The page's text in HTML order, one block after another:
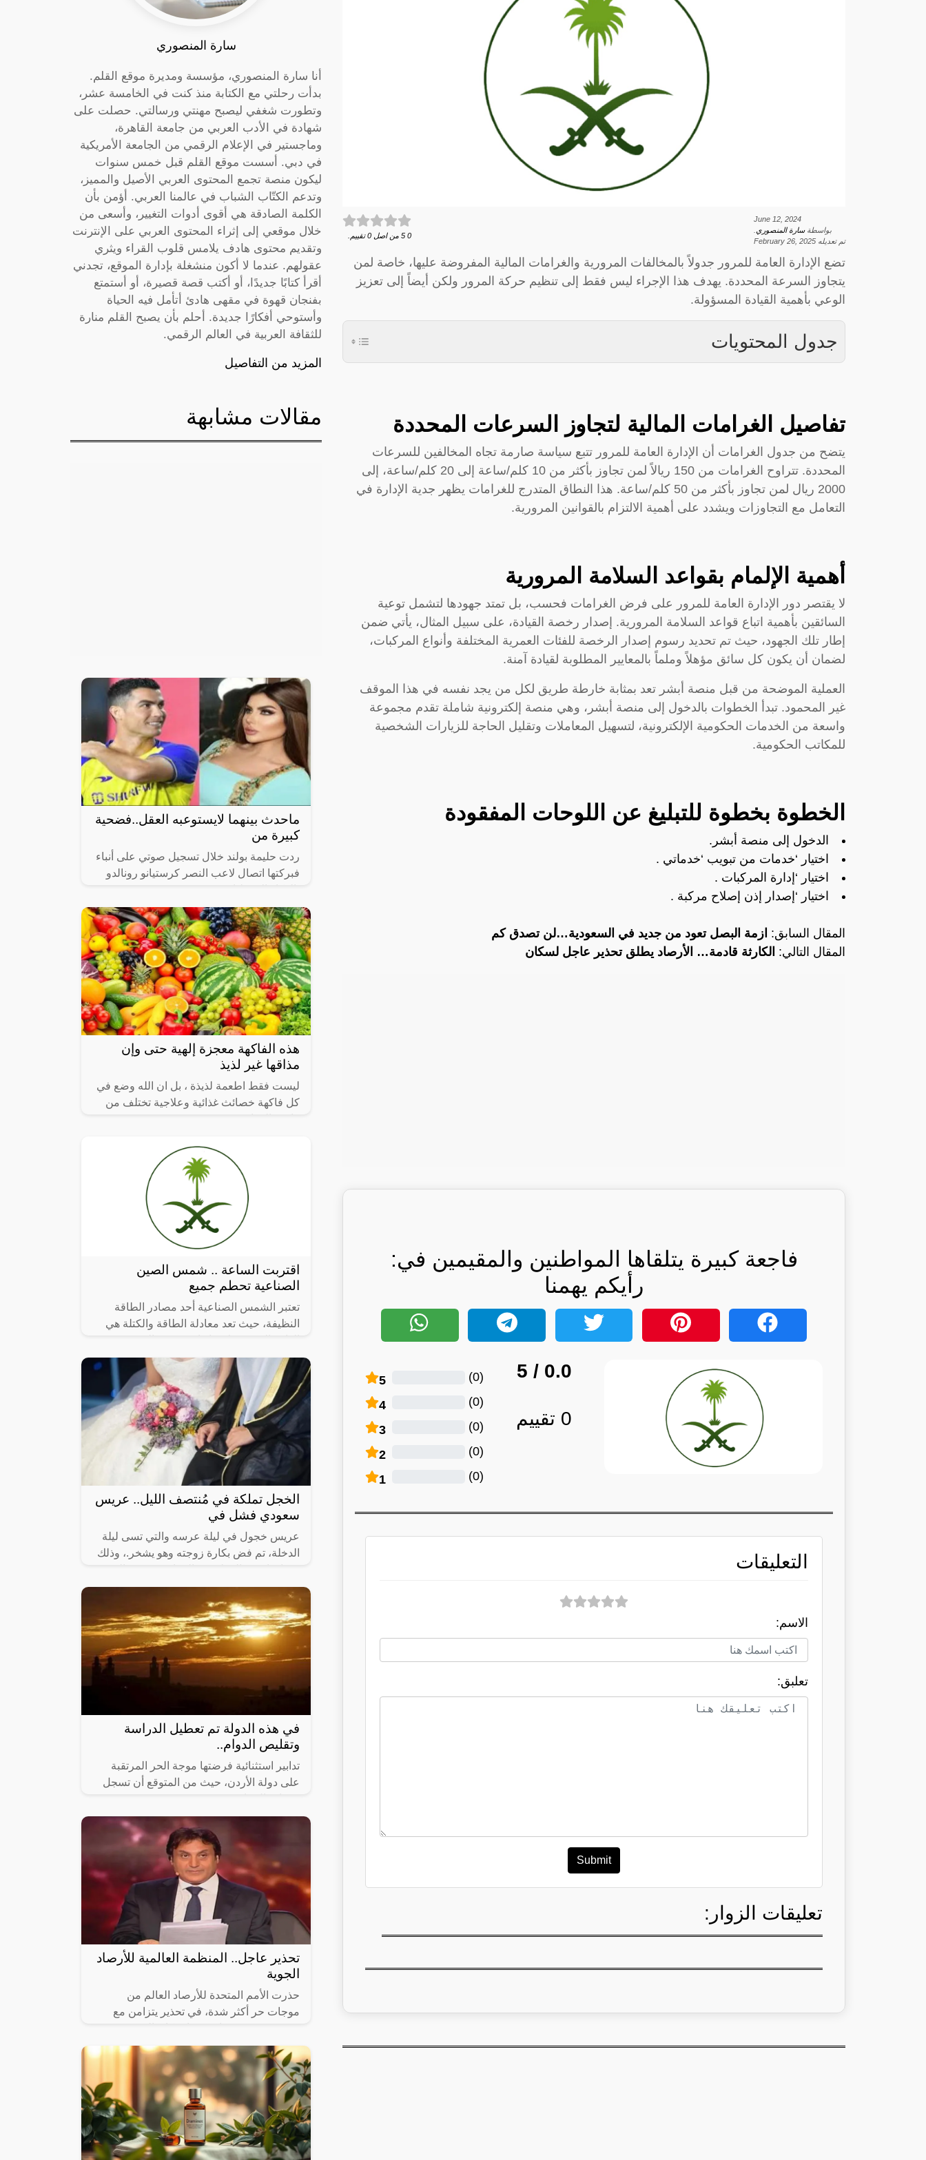
June 12, 2024
بواسطةسارة المنصوري
تم تعديله February 26, 2025
0
5 من اصل 0 تقييم.
تضع الإدارة العامة للمرور جدولاً بالمخالفات المرورية والغرامات المالية المفروضة عليها، خاصة لمن
يتجاوز السرعة المحددة. يهدف هذا الإجراء ليس فقط إلى تنظيم حركة المرور ولكن أيضاً إلى تعزيز
الوعي بأهمية القيادة المسؤولة.
جدول المحتويات
تفاصيل الغرامات المالية لتجاوز السرعات المحددة
يتضح من جدول الغرامات أن الإدارة العامة للمرور تتبع سياسة صارمة تجاه المخالفين للسرعات
المحددة. تتراوح الغرامات من 150 ريالاً لمن تجاوز بأكثر من 10 كلم/ساعة إلى 20 كلم/ساعة، إلى
2000 ريال لمن تجاوز بأكثر من 50 كلم/ساعة. هذا النطاق المتدرج للغرامات يظهر جدية الإدارة في
التعامل مع التجاوزات ويشدد على أهمية الالتزام بالقوانين المرورية.
أهمية الإلمام بقواعد السلامة المرورية
لا يقتصر دور الإدارة العامة للمرور على فرض الغرامات فحسب، بل تمتد جهودها لتشمل توعية
السائقين بأهمية اتباع قواعد السلامة المرورية. إصدار رخصة القيادة، على سبيل المثال، يأتي ضمن
إطار تلك الجهود، حيث تم تحديد رسوم إصدار الرخصة للفئات العمرية المختلفة وأنواع المركبات،
لضمان أن يكون كل سائق مؤهلاً وملماً بالمعايير المطلوبة لقيادة آمنة.
العملية الموضحة من قبل منصة أبشر تعد بمثابة خارطة طريق لكل من يجد نفسه في هذا الموقف
غير المحمود. تبدأ الخطوات بالدخول إلى منصة أبشر، وهي منصة إلكترونية شاملة تقدم مجموعة
واسعة من الخدمات الحكومية الإلكترونية، لتسهيل المعاملات وتقليل الحاجة للزيارات الشخصية
للمكاتب الحكومية.
الخطوة بخطوة للتبليغ عن اللوحات المفقودة
الدخول إلى منصة أبشر.
اختيار ‘خدمات من تبويب ‘خدماتي .
اختيار ‘إدارة المركبات .
اختيار ‘إصدار إذن إصلاح مركبة .
المقال السابق: ازمة البصل تعود من جديد في السعودية…لن تصدق كم
المقال التالي: الكارثة قادمة… الأرصاد يطلق تحذير عاجل لسكان
فاجعة كبيرة يتلقاها المواطنين والمقيمين في:
رأيكم يهمنا
0.0
/ 5
0 تقييم
5 (
0
)
4 (
0
)
3 (
0
)
2 (
0
)
1 (
0
)
التعليقات
الاسم:
تعلبق:
Submit
تعليقات الزوار:
سارة المنصوري
أنا سارة المنصوري، مؤسسة ومديرة موقع القلم.
بدأت رحلتي مع الكتابة منذ كنت في الخامسة عشر،
وتطورت شغفي ليصبح مهنتي ورسالتي. حصلت على
شهادة في الأدب العربي من جامعة القاهرة،
وماجستير في الإعلام الرقمي من الجامعة الأمريكية
في دبي. أسست موقع القلم قبل خمس سنوات
ليكون منصة تجمع المحتوى العربي الأصيل والمميز،
وتدعم الكتّاب الشباب في عالمنا العربي. أؤمن بأن
الكلمة الصادقة هي أقوى أدوات التغيير، وأسعى من
خلال موقعي إلى إثراء المحتوى العربي على الإنترنت
وتقديم محتوى هادف يلامس قلوب القراء ويثري
عقولهم. عندما لا أكون منشغلة بإدارة الموقع، تجدني
أقرأ كتابًا جديدًا، أو أكتب قصة قصيرة، أو أستمتع
بفنجان قهوة في مقهى هادئ أتأمل فيه الحياة
وأستوحي أفكارًا جديدة. أحلم بأن يصبح القلم منارة
للثقافة العربية في العالم الرقمي.
المزيد من التفاصيل
مقالات مشابهة
ماحدث بينهما لايستوعبه العقل..فضحية
كبيرة من
ردت حليمة بولند خلال تسجيل صوتي على أنباء
فبركتها اتصال لاعب النصر كرستيانو رونالدو
هذه الفاكهة معجزة إلهية حتى وإن
مذاقها غير لذيذ
ليست فقط اطعمة لذيذة ، بل ان الله وضع في
كل فاكهة خصائث غذائية وعلاجية تختلف من
اقتربت الساعة .. شمس الصين
الصناعية تحطم جميع
تعتبر الشمس الصناعية أحد مصادر الطاقة
النظيفة، حيث تعد معادلة الطاقة والكتلة هي
الصناعية تثبت على أن الفكرة مجدية وقابلة
الخجل تملكة في مُنتصف الليل.. عريس
سعودي فشل في
عريس خجول في ليلة عرسه والتي تسى ليلة
الدخلة، تم فض بكارة زوجته وهو يشخر.، وذلك
إلى منازلهم بقي العريس المحتاس وحيدا
في هذه الدولة تم تعطيل الدراسة
وتقليص الدوام..
تدابير استثنائية فرضتها موجة الحر المرتقبة
على دولة الأردن، حيث من المتوقع أن تسجل
المناطق الأردنية، وهو الأمر الذي لم يعتد
تحذير عاجل.. المنظمة العالمية للأرصاد
الجوية
حذرت الأمم المتحدة للأرصاد العالم من
موجات حر أكثر شدة، في تحذير يتزامن مع
الشمالي من الكرة الأرضية.”